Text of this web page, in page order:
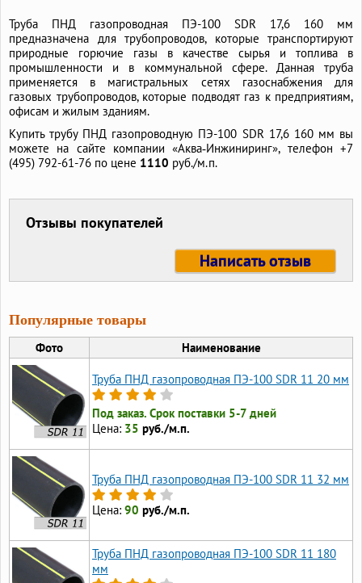
Труба ПНД газопроводная ПЭ-100 SDR 17,6 160 мм
предназначена для трубопроводов, которые транспортируют
природные горючие газы в качестве сырья и топлива в
промышленности и в коммунальной сфере. Данная труба
применяется в магистральных сетях газоснабжения для
газовых трубопроводов, которые подводят газ к предприятиям,
офисам и жилым зданиям.
Купить трубу ПНД газопроводную ПЭ-100 SDR 17,6 160 мм вы
можете на сайте компании «Аква‑Инжиниринг», телефон +7
(495) 792-61-76 по цене 1110 руб./м.п.
Отзывы покупателей
Написать отзыв
Популярные товары
Фото Наименование
Труба ПНД газопроводная ПЭ-100 SDR 11 20 мм
Под заказ. Срок поставки 5-7 дней
Цена: 35 руб./м.п.
Труба ПНД газопроводная ПЭ-100 SDR 11 32 мм
Цена: 90 руб./м.п.
Труба ПНД газопроводная ПЭ-100 SDR 11 180
мм